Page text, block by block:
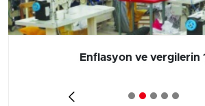
Enflasyon ve vergilerin